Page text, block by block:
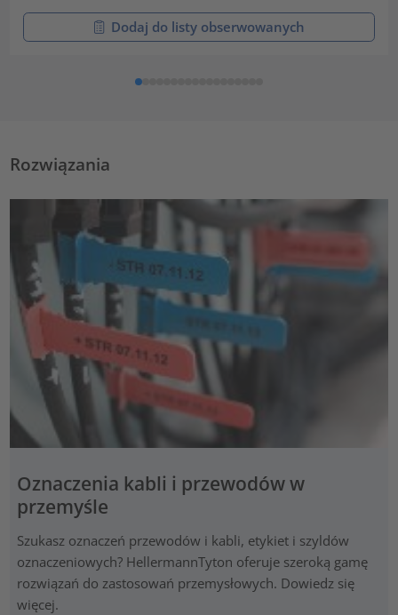
Dodaj do listy obserwowanych
Rozwiązania
Oznaczenia kabli i przewodów w
przemyśle
Szukasz oznaczeń przewodów i kabli, etykiet i szyldów
oznaczeniowych? HellermannTyton oferuje szeroką gamę
rozwiązań do zastosowań przemysłowych. Dowiedz się
więcej.